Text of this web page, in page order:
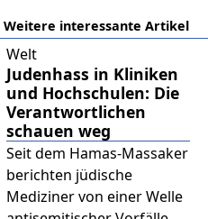
Weitere interessante Artikel
Welt
Judenhass in Kliniken
und Hochschulen: Die
Verantwortlichen
schauen weg
Seit dem Hamas-Massaker
berichten jüdische
Mediziner von einer Welle